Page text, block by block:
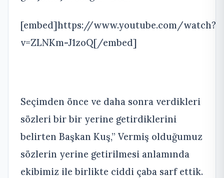
[embed]https://www.youtube.com/watch?
v=ZLNKm-J1zoQ[/embed]
Seçimden önce ve daha sonra verdikleri
sözleri bir bir yerine getirdiklerini
belirten Başkan Kuş,” Vermiş olduğumuz
sözlerin yerine getirilmesi anlamında
ekibimiz ile birlikte ciddi çaba sarf ettik.